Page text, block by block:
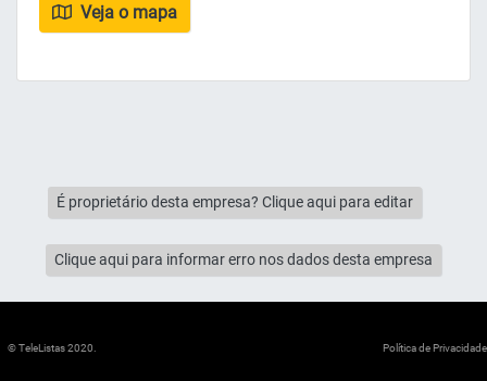
Veja o mapa
É proprietário desta empresa? Clique aqui para editar
Clique aqui para informar erro nos dados desta empresa
© TeleListas 2020. Política de Privacidade